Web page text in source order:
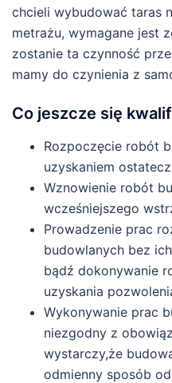
chcieli wybudować taras
metrażu, wymagane jest
zostanie ta czynność
mamy do czynienia z
Co jeszcze się
Rozpoczęcie robót
uzyskaniem
Wznowienie robót
wcześniejszego
Prowadzenie prac
budowlanych bez
bądź dokonywanie
uzyskania
Wykonywanie prac
niezgodny z
wystarczy,że
odmienny sposób